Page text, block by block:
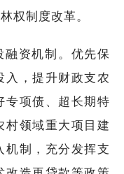
权制度改革。
融资机制。优先保
入，提升财政支农
专项债、超长期特
村领域重大项目建
机制，充分发挥支